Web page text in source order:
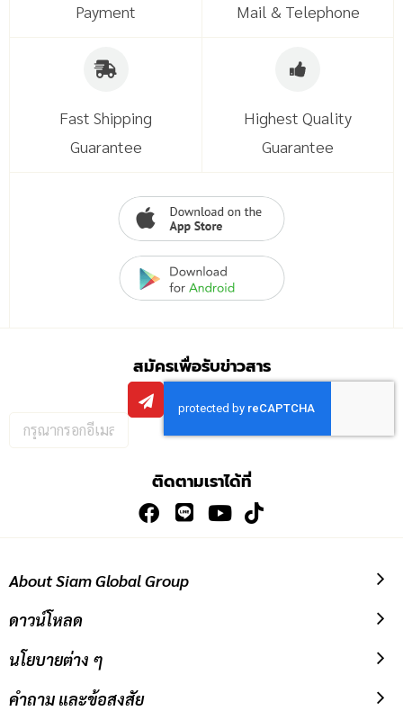
Payment
Mail & Telephone
Fast Shipping
Guarantee
Highest Quality
Guarantee
สมัครเพื่อรับข่าวสาร
กรอก
อีเมล
ติดตามเราได้ที่
About Siam Global Group
ดาวน์โหลด
นโยบายต่าง ๆ
คำถาม และข้อสงสัย